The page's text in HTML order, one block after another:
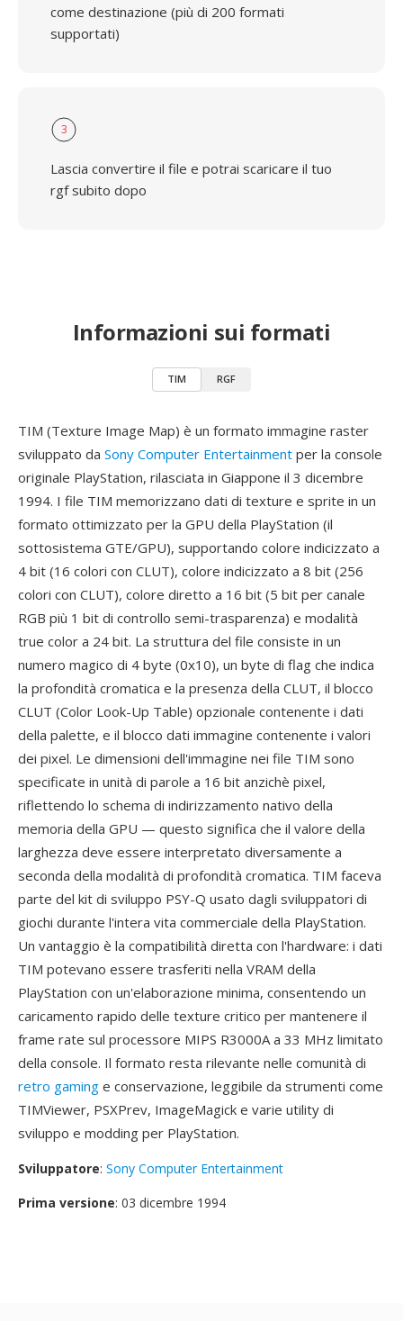
come destinazione (più di 200 formati
supportati)
3
Lascia convertire il file e potrai scaricare il tuo
rgf subito dopo
Informazioni sui formati
TIM RGF
TIM (Texture Image Map) è un formato immagine raster
sviluppato da Sony Computer Entertainment per la console
originale PlayStation, rilasciata in Giappone il 3 dicembre
1994. I file TIM memorizzano dati di texture e sprite in un
formato ottimizzato per la GPU della PlayStation (il
sottosistema GTE/GPU), supportando colore indicizzato a
4 bit (16 colori con CLUT), colore indicizzato a 8 bit (256
colori con CLUT), colore diretto a 16 bit (5 bit per canale
RGB più 1 bit di controllo semi-trasparenza) e modalità
true color a 24 bit. La struttura del file consiste in un
numero magico di 4 byte (0x10), un byte di flag che indica
la profondità cromatica e la presenza della CLUT, il blocco
CLUT (Color Look-Up Table) opzionale contenente i dati
della palette, e il blocco dati immagine contenente i valori
dei pixel. Le dimensioni dell'immagine nei file TIM sono
specificate in unità di parole a 16 bit anzichè pixel,
riflettendo lo schema di indirizzamento nativo della
memoria della GPU — questo significa che il valore della
larghezza deve essere interpretato diversamente a
seconda della modalità di profondità cromatica. TIM faceva
parte del kit di sviluppo PSY-Q usato dagli sviluppatori di
giochi durante l'intera vita commerciale della PlayStation.
Un vantaggio è la compatibilità diretta con l'hardware: i dati
TIM potevano essere trasferiti nella VRAM della
PlayStation con un'elaborazione minima, consentendo un
caricamento rapido delle texture critico per mantenere il
frame rate sul processore MIPS R3000A a 33 MHz limitato
della console. Il formato resta rilevante nelle comunità di
retro gaming e conservazione, leggibile da strumenti come
TIMViewer, PSXPrev, ImageMagick e varie utility di
sviluppo e modding per PlayStation.
Sviluppatore: Sony Computer Entertainment
Prima versione: 03 dicembre 1994